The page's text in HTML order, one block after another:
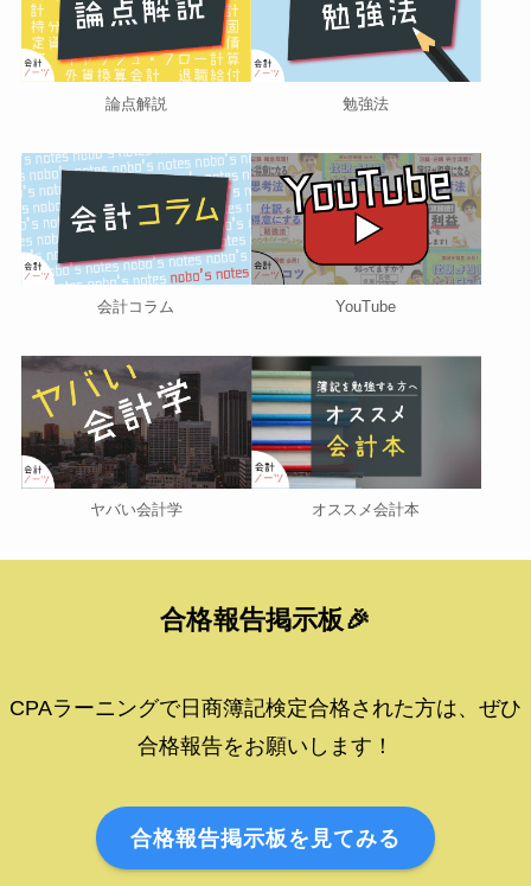
論点解説 勉強法
会計コラム YouTube
ヤバい会計学 オススメ会計本
合格報告掲示板🎉
CPAラーニングで日商簿記検定合格された方は、ぜひ
合格報告をお願いします！
合格報告掲示板を見てみる